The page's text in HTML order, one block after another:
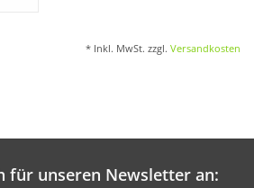
* Inkl. MwSt. zzgl. Versandkosten
für unseren Newsletter an: